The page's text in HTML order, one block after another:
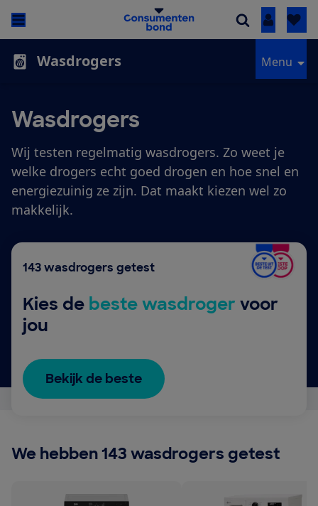
Inloggen
Wasdrogers Menu
Wasdrogers
Wij testen regelmatig wasdrogers. Zo weet je
welke drogers echt goed drogen en hoe snel en
energiezuinig ze zijn. Dat maakt kiezen wel zo
makkelijk.
143 wasdrogers getest
Kies de beste wasdroger voor
jou
Bekijk de beste
We hebben 143 wasdrogers getest